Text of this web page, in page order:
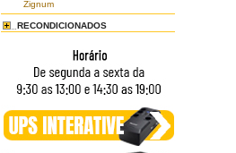
Zignum
RECONDICIONADOS